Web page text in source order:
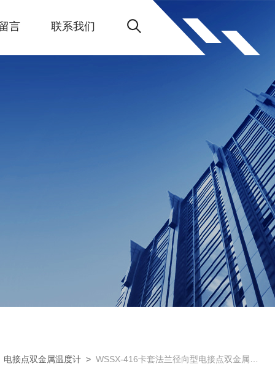
言 联系我们
电接点双金属温度计 >WSSX-416卡套法兰径向型电接点双金属温度计WSSX-416